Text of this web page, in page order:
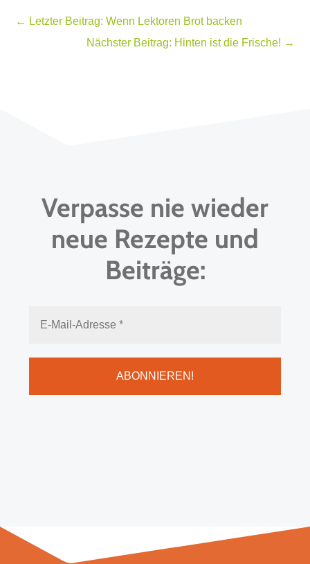
← Letzter Beitrag: Wenn Lektoren Brot backen
Nächster Beitrag: Hinten ist die Frische! →
Verpasse nie wieder
neue Rezepte und
Beiträge: